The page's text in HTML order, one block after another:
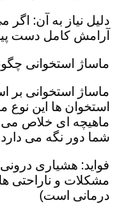
دلیل نیاز به آن: اگر
آرامش کامل دست
ماساژ استخوانی
ماساژ استخوانی
استخوان ها این
ماهیچه ای خلاص می
شما دور نگه می
فواید: هشیاری
مشکلات و ناراحتی
درمانی است)